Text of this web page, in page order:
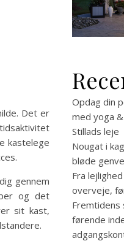
Det er
kastelege
gennem
og det
sit kast,
Opdag din
med yoga
Stillads leje
Nougat i
bløde
Fra
overveje,
Fremtidens
førende